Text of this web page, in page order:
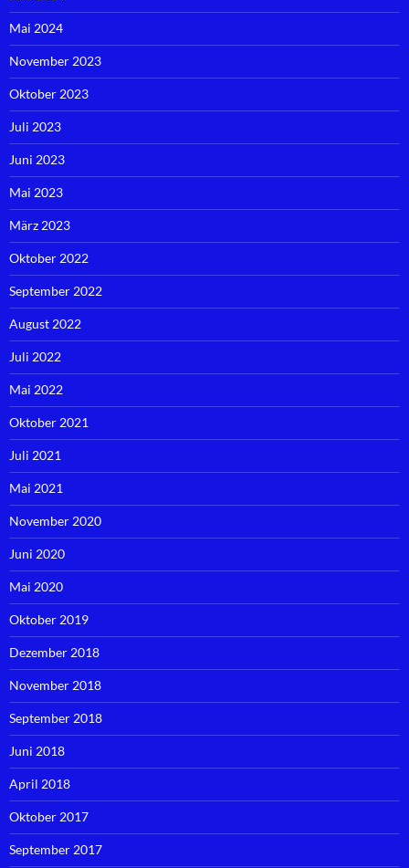
Mai 2024
November 2023
Oktober 2023
Juli 2023
Juni 2023
Mai 2023
März 2023
Oktober 2022
September 2022
August 2022
Juli 2022
Mai 2022
Oktober 2021
Juli 2021
Mai 2021
November 2020
Juni 2020
Mai 2020
Oktober 2019
Dezember 2018
November 2018
September 2018
Juni 2018
April 2018
Oktober 2017
September 2017